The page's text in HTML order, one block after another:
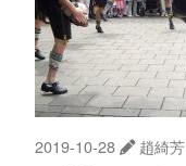
2019-10-28 趙綺芳